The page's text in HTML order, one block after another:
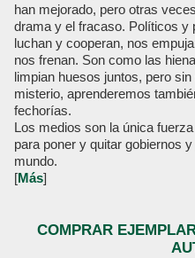
han mejorado, pero otras
drama y el fracaso. Políticos y
luchan y cooperan, nos
nos frenan. Son como las
limpian huesos juntos, pero
misterio, aprenderemos
fechorías.
Los medios son la única
para poner y quitar gobiernos
mundo.
[Más]
COMPRAR